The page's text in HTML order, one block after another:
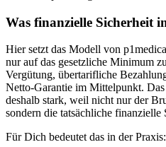
Was finanzielle Sicherheit
Hier setzt das Modell von
nur auf das gesetzliche Minimum
Vergütung, übertarifliche
Netto-Garantie im Mittelpunkt.
deshalb stark, weil nicht nur der
sondern die tatsächliche finanzielle
Für Dich bedeutet das in der Praxis: